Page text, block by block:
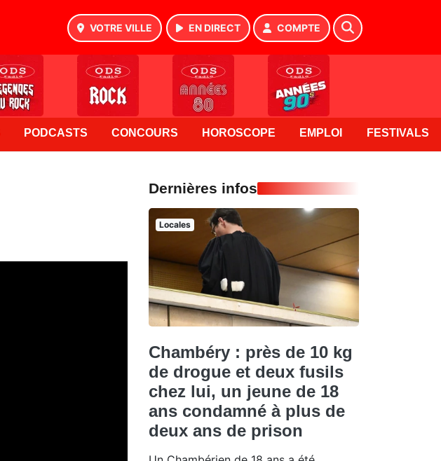
VOTRE VILLE EN DIRECT COMPTE
PODCASTS CONCOURS HOROSCOPE EMPLOI FESTIVALS
Dernières infos
Locales
Chambéry : près de 10 kg
de drogue et deux fusils
chez lui, un jeune de 18
ans condamné à plus de
deux ans de prison